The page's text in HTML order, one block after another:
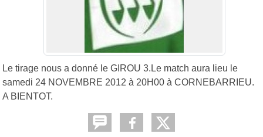
Le tirage nous a donné le GIROU 3.Le match aura lieu le
samedi 24 NOVEMBRE 2012 à 20H00 à CORNEBARRIEU.
A BIENTOT.